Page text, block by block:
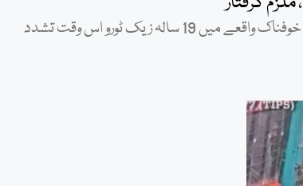
نیویارک(ویب ڈیسک): برونکس کے سب وے سٹیشن پر پیش آنے والے ایک خوفناک واقعے میں 19 سالہ زیک ٹورو اس وقت تشدد